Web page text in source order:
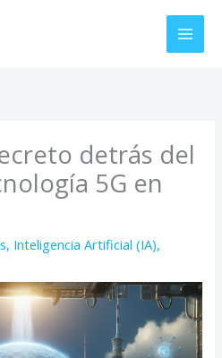
detrás del
5G en
, Inteligencia Artificial (IA),